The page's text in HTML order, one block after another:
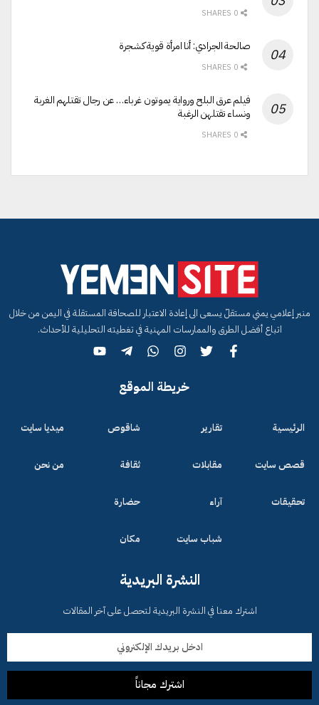
صالحة الجرادي: أنا امرأة قوية كشجرة
فيلم عرق البلح ورواية يموتون غرباء… عن رجال تقتلهم الغربة
ونساء تقتلهن الرغبة
منبر إعلامي يمني مستقلّ يسعى الى إعادة الاعتبار للصحافة المستقلة في اليمن من خلال
اتباع أفضل الطرق والممارسات المهنية في تغطيته التحليلية للأحداث.
خريطة الموقع
الرئيسية
قصص سايت
تحقيقات
تقارير
مقابلات
آراء
شباب سايت
شاقوص
ثقافة
حضارة
مكان
ميديا سايت
من نحن
النشرة البريدية
اشترك معنا في النشرة البريدية لتحصل على آخر المقالات
اشترك مجاناً